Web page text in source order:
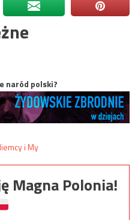
naród polski?
Magna Polonia!